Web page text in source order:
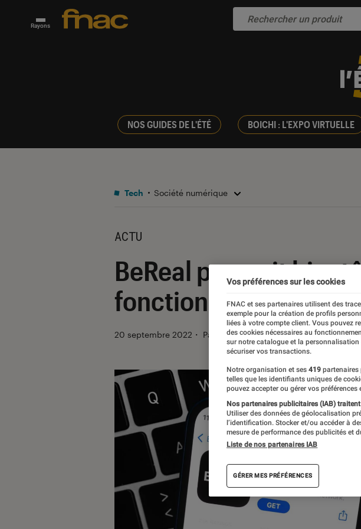
Rayons
NOS GUIDES DE L'ÉTÉ BOICHI : L'EXPO VIRTUELLE
Tech Société numérique
ACTU
BeReal pourrait
fonctionnalités
20 septembre 2022 ・ Par Kesso Diallo
Vos préférences sur les cookies
FNAC et ses partenaires utilisent des
exemple pour la création de profils
liées à votre compte client. Vous pouvez
des cookies nécessaires au
sur notre catalogue et la personnalisation
sécuriser vos transactions.
Notre organisation et ses 419 partenaires
telles que les identifiants uniques de
pouvez accepter ou gérer vos
Nos partenaires publicitaires (IAB)
Utiliser des données de géolocalisation
l’identification. Stocker et/ou accéder à
mesure de performance des publicités et
Liste de nos partenaires IAB
GÉRER MES PRÉFÉRENCES